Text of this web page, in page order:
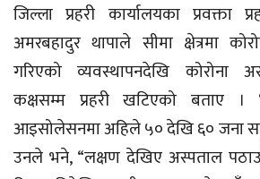
जिल्ला प्रहरी कार्यालयका प्रवक्ता
अमरबहादुर थापाले सीमा क्षेत्रमा
गरिएको व्यवस्थापनदेखि कोरोना
कक्षसम्म प्रहरी खटिएको बताए ।
आइसोलेसनमा अहिले ५० देखि ६० जना
उनले भने, “लक्षण देखिए अस्पताल